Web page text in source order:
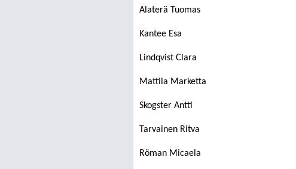
Alaterä Tuomas
Kantee Esa
Lindqvist Clara
Mattila Marketta
Skogster Antti
Tarvainen Ritva
Röman Micaela